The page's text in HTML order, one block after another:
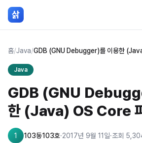
본문 바로가기
삵
홈/Java/
Java
GDB (GNU
한 (Java) OS Core
1 103동103호·2017년 9월 11일·조회